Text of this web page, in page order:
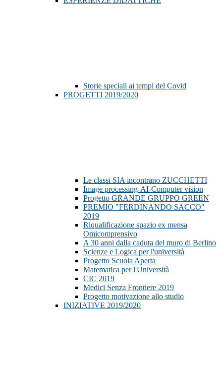
Storie speciali ai tempi del Covid
PROGETTI 2019/2020
Le classi SIA incontrano ZUCCHETTI
Image processing-AI-Computer vision
Progetto GRANDE GRUPPO GREEN
PREMIO "FERDINANDO SACCO"
2019
Riqualificazione spazio ex mensa
Omicomprensivo
A 30 anni dalla caduta del muro di Berlino
Scienze e Logica per l'università
Progetto Scuola Aperta
Matematica per l'Università
CIC 2019
Medici Senza Frontiere 2019
Progetto motivazione allo studio
INIZIATIVE 2019/2020